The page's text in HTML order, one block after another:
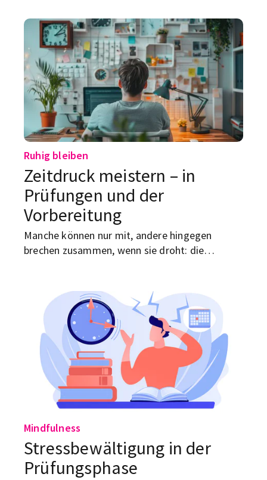
Seminar oder beim Bewerbungsgespräch für
Praktikum oder Werkstudentenjob: Dein
Auftreten entscheidet mit darüber, wie sicher,
kompetent und glaubwürdig du wirkst.
Ruhig bleiben
Zeitdruck meistern – in
Prüfungen und der
Vorbereitung
Manche können nur mit, andere hingegen
brechen zusammen, wenn sie droht: die
Mindfulness
Stressbewältigung in der
Prüfungsphase